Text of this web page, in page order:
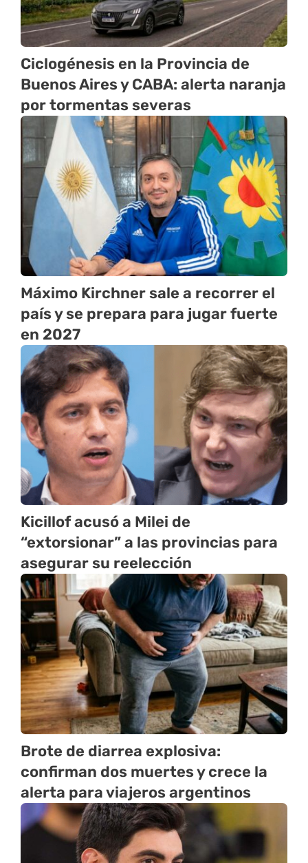
Ciclogénesis en la Provincia de
Buenos Aires y CABA: alerta naranja
por tormentas severas
Máximo Kirchner sale a recorrer el
país y se prepara para jugar fuerte
en 2027
Kicillof acusó a Milei de
“extorsionar” a las provincias para
asegurar su reelección
Brote de diarrea explosiva:
confirman dos muertes y crece la
alerta para viajeros argentinos